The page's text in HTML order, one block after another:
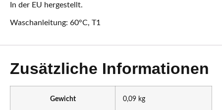
In der EU hergestellt.
Waschanleitung: 60°C, T1
Zusätzliche Informationen
Gewicht 0,09 kg